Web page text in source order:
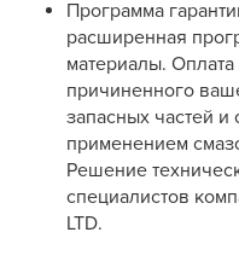
Программа
расширенная
материалы.
причиненного
запасных частей и
применением
Решение
специалистов
LTD.